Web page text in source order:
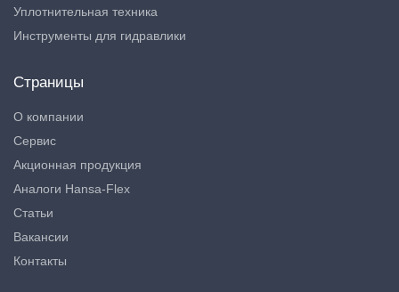
Уплотнительная техника
Инструменты для гидравлики
Страницы
О компании
Сервис
Акционная продукция
Аналоги Hansa-Flex
Статьи
Вакансии
Контакты